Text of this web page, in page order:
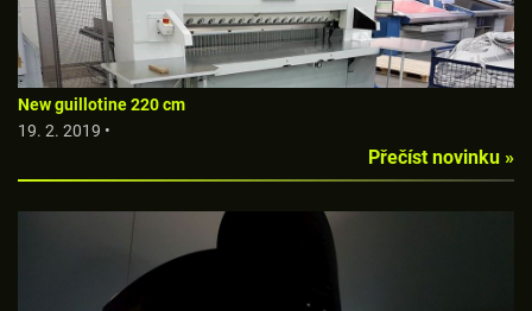
New guillotine 220 cm
19. 2. 2019 •
Přečíst novinku »